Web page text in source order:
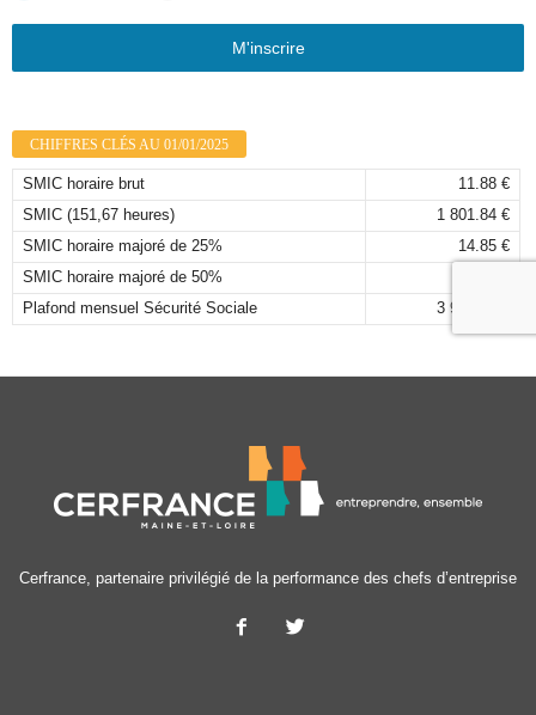
M'inscrire
CHIFFRES CLÉS AU 01/01/2025
SMIC horaire brut
11.88 €
SMIC (151,67 heures)
1 801.84 €
SMIC horaire majoré de 25%
14.85 €
SMIC horaire majoré de 50%
Plafond mensuel Sécurité Sociale
3 925,00 €
Cerfrance, partenaire privilégié de la performance des chefs d’entreprise